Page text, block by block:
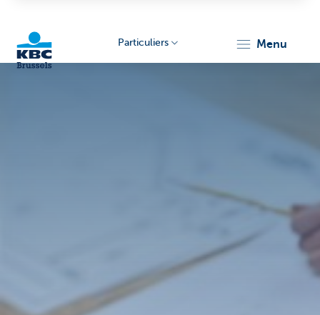
Particuliers menu